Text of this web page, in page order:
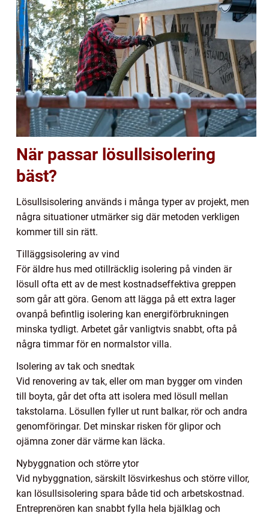
När passar lösullsisolering
bäst?
Lösullsisolering används i många typer av projekt, men
några situationer utmärker sig där metoden verkligen
kommer till sin rätt.
Tilläggsisolering av vind
För äldre hus med otillräcklig isolering på vinden är
lösull ofta ett av de mest kostnadseffektiva greppen
som går att göra. Genom att lägga på ett extra lager
ovanpå befintlig isolering kan energiförbrukningen
minska tydligt. Arbetet går vanligtvis snabbt, ofta på
några timmar för en normalstor villa.
Isolering av tak och snedtak
Vid renovering av tak, eller om man bygger om vinden
till boyta, går det ofta att isolera med lösull mellan
takstolarna. Lösullen fyller ut runt balkar, rör och andra
genomföringar. Det minskar risken för glipor och
ojämna zoner där värme kan läcka.
Nybyggnation och större ytor
Vid nybyggnation, särskilt lösvirkeshus och större villor,
kan lösullsisolering spara både tid och arbetskostnad.
Entreprenören kan snabbt fylla hela bjälklag och